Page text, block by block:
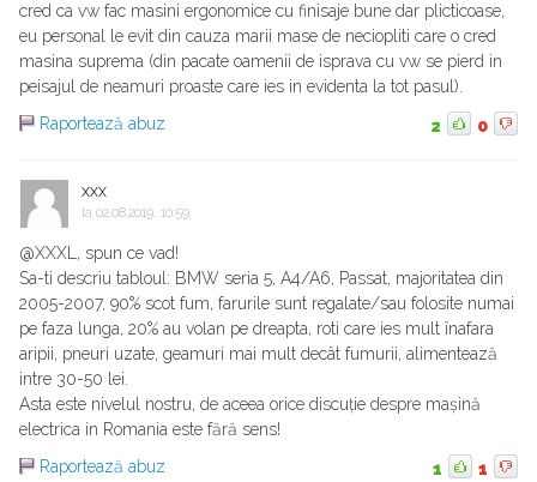
cred ca vw fac masini ergonomice cu finisaje bune dar plicticoase,
eu personal le evit din cauza marii mase de neciopliti care o cred
masina suprema (din pacate oamenii de isprava cu vw se pierd in
peisajul de neamuri proaste care ies in evidenta la tot pasul).
Raportează abuz
2 0
xxx
la 02.08.2019, 10:59
@XXXL, spun ce vad!
Sa-ti descriu tabloul: BMW seria 5, A4/A6, Passat, majoritatea din
2005-2007, 90% scot fum, farurile sunt regalate/sau folosite numai
pe faza lunga, 20% au volan pe dreapta, roti care ies mult înafara
aripii, pneuri uzate, geamuri mai mult decât fumurii, alimentează
intre 30-50 lei.
Asta este nivelul nostru, de aceea orice discuție despre mașină
electrica in Romania este fără sens!
Raportează abuz
1 1